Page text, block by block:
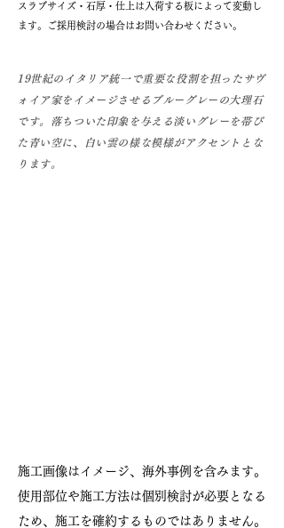
​スラブサイズ・石厚・仕上は入荷する板によって変動し
ます。ご採用検討の場合はお問い合わせください。
19世紀のイタリア統一で重要な役割を担ったサヴ
ォイア家をイメージさせるブルーグレーの大理石
です。落ちついた印象を与える淡いグレーを帯び
た青い空に、白い雲の様な模様がアクセントとな
ります。
施工画像はイメージ、海外事例を含みます。
使用部位や施工方法は個別検討が必要となる
ため、施工を確約するものではありません。